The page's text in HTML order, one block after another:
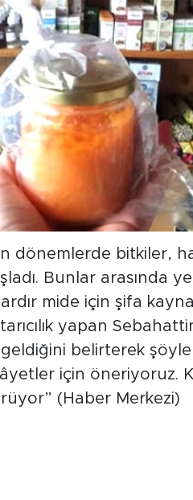
dönemlerde bitkiler,
Bunlar arasında
mide için şifa
yapan
belirterek
için öneriyoruz.
(Haber Merkezi)
Haberleri